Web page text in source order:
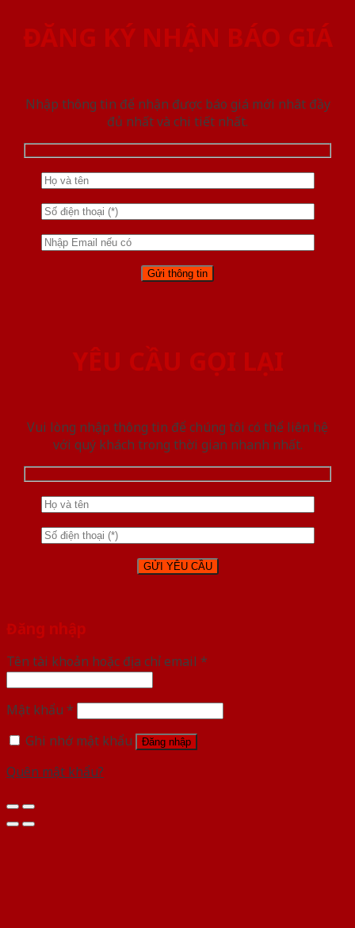
ĐĂNG KÝ NHẬN BÁO GIÁ
Nhập thông tin để nhận được báo giá mới nhât đầy
đủ nhất và chi tiết nhất.
YÊU CẦU GỌI LẠI
Vui lòng nhập thông tin để chúng tôi có thể liên hệ
với quý khách trong thời gian nhanh nhất.
Đăng nhập
Tên tài khoản hoặc địa chỉ email *
Mật khẩu *
Ghi nhớ mật khẩu
Đăng nhập
Quên mật khẩu?